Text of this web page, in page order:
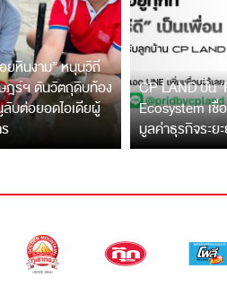
ยหินงาม” หนุนวิถี
ฎร์ฯ ดันวัตถุดิบท้อง
บต่อยอดไอเดียผู้
CP LAND ปั้น
Ecosystem เ
มูลค่าธุรกิจระย